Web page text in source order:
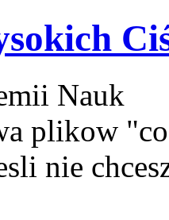
Nauk
plikow
nie